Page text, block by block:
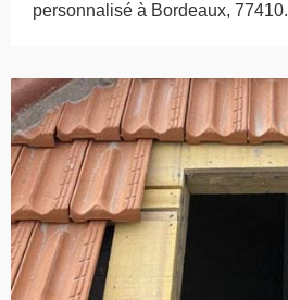
personnalisé à Bordeaux, 77410.